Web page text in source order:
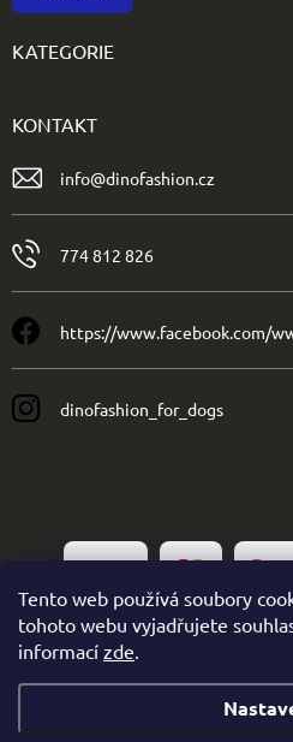
Tento web používá soubory
tohoto webu vyjadřujete
informací zde.
KATEGORIE
KONTAKT
info@dinofashion.cz
774 812 826
https://www.facebook.com/
dinofashion_for_dogs